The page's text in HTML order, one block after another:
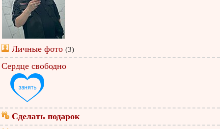
Личные фото (3)
Сердце свободно
Сделать подарок